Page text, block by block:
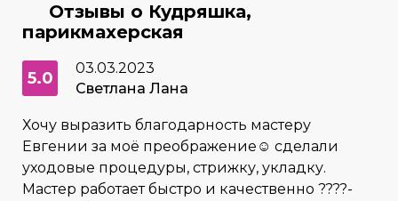
Отзывы о Кудряшка,
парикмахерская
5.0
03.03.2023
Светлана Лана
Хочу выразить благодарность мастеру
Евгении за моё преображение☺️ сделали
уходовые процедуры, стрижку, укладку.
Мастер работает быстро и качественно ????-